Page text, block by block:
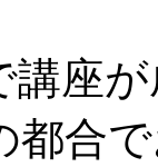
座
都合